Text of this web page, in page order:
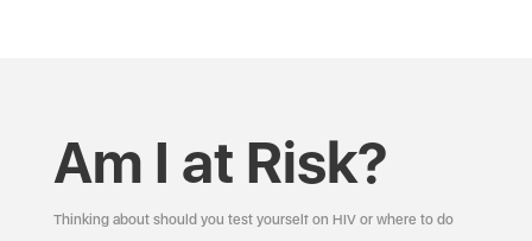
Am I at Risk?
Thinking about should you test yourself on HIV or where to do